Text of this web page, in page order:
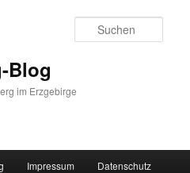
Blog
im Erzgebirge
Impressum Datenschutz